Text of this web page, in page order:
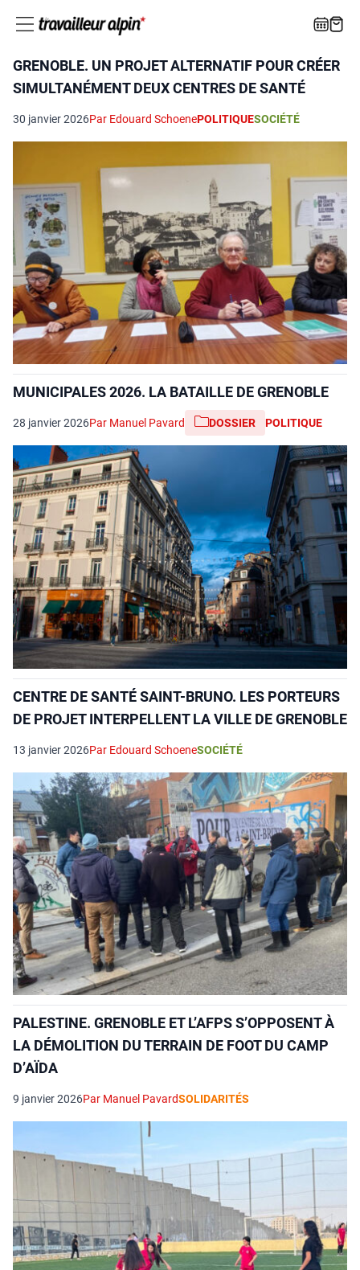
GRENOBLE. UN PROJET ALTERNATIF POUR CRÉER
SIMULTANÉMENT DEUX CENTRES DE SANTÉ
30 janvier 2026Par Edouard SchoenePOLITIQUESOCIÉTÉ
MUNICIPALES 2026. LA BATAILLE DE GRENOBLE
28 janvier 2026Par Manuel Pavard DOSSIER POLITIQUE
CENTRE DE SANTÉ SAINT-BRUNO. LES PORTEURS
DE PROJET INTERPELLENT LA VILLE DE GRENOBLE
13 janvier 2026Par Edouard SchoeneSOCIÉTÉ
PALESTINE. GRENOBLE ET L’AFPS S’OPPOSENT À
LA DÉMOLITION DU TERRAIN DE FOOT DU CAMP
D’AÏDA
9 janvier 2026Par Manuel PavardSOLIDARITÉS